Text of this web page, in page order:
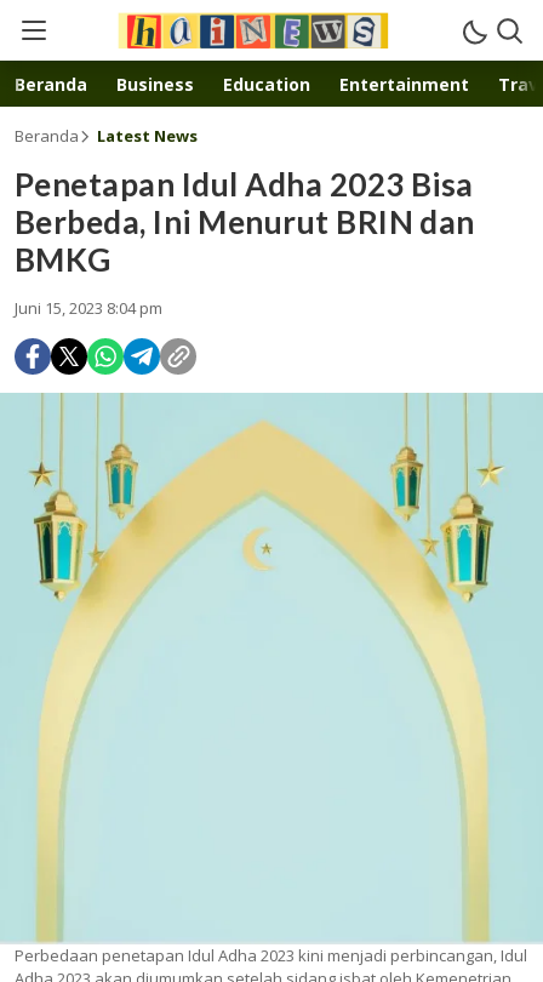
Inspirasi muda karya mandiri
Beranda Business Education Entertainment
Beranda Latest News
Penetapan Idul Adha 2023 Bisa
Berbeda, Ini Menurut BRIN dan
BMKG
Juni 15, 2023 8:04 pm
Perbedaan penetapan Idul Adha 2023 kini menjadi perbincangan, Idul